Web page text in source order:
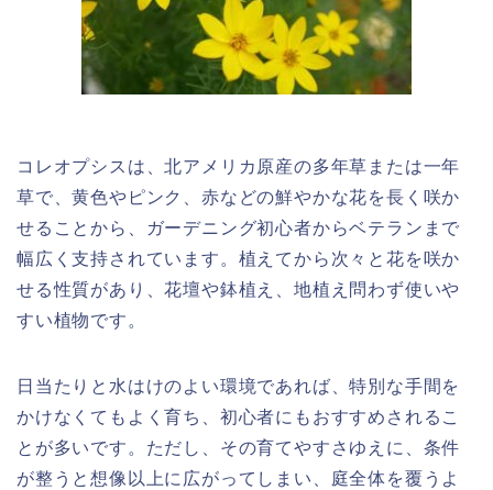
コレオプシスは、北アメリカ原産の多年草または一年
草で、黄色やピンク、赤などの鮮やかな花を長く咲か
せることから、ガーデニング初心者からベテランまで
幅広く支持されています。植えてから次々と花を咲か
せる性質があり、花壇や鉢植え、地植え問わず使いや
すい植物です。
日当たりと水はけのよい環境であれば、特別な手間を
かけなくてもよく育ち、初心者にもおすすめされるこ
とが多いです。ただし、その育てやすさゆえに、条件
が整うと想像以上に広がってしまい、庭全体を覆うよ